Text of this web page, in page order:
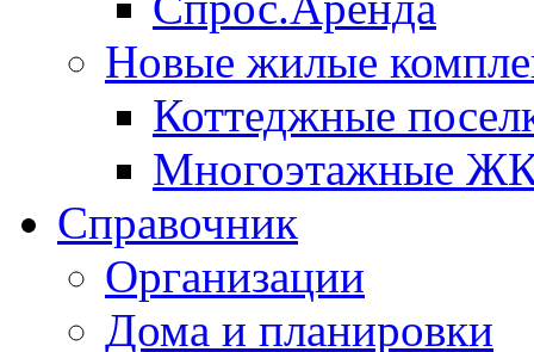
Новые жилые
Коттеджные
Многоэтажные
Справочник
Организации
Дома и планировки